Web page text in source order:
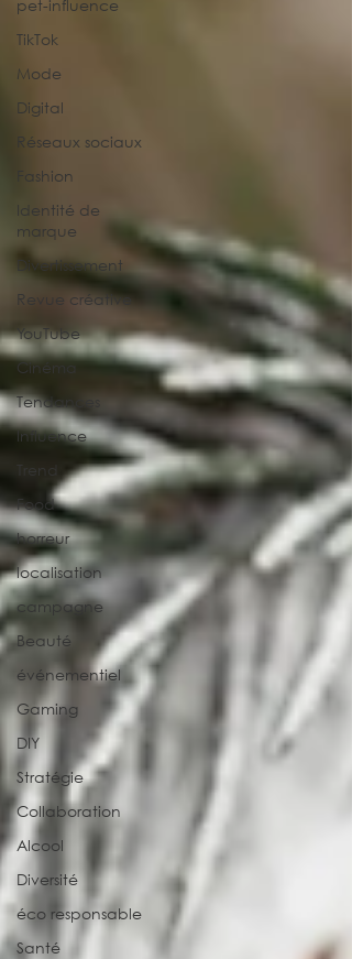
pet-influence
TikTok
Mode
Digital
Réseaux sociaux
Fashion
Identité de
marque
Divertissement
Revue créative
YouTube
Cinéma
Tendances
Influence
Trend
Food
horreur
localisation
campagne
Beauté
événementiel
Gaming
DIY
Stratégie
Collaboration
Alcool
Diversité
éco responsable
Santé